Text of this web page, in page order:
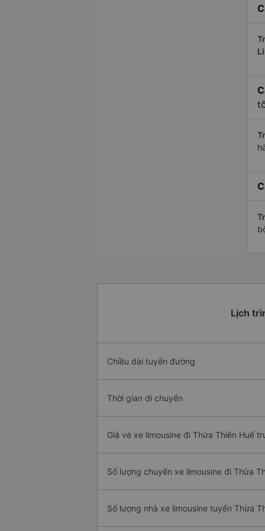
Lịch
Chiều dài tuyến đường
Thời gian di chuyển
Giá vé xe limousine đi Thừa Thiên Huế
Số lượng chuyến xe limousine đi Thừa
Số lượng nhà xe limousine tuyến Thừa